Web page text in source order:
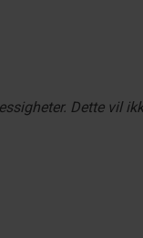
Dette vil